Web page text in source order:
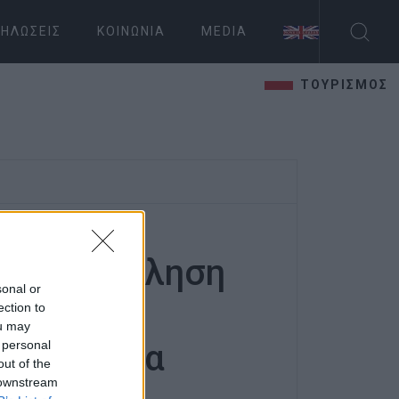
or
to
may
of the
ΚΟΙΝΩΝΊΑ MEDIA
ΤΟΥΡΙΣΜΟΣ
Η πρόσκληση
με
όχι για